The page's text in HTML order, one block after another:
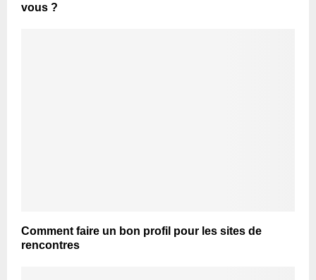
vous ?
Comment faire un bon profil pour les sites de
rencontres